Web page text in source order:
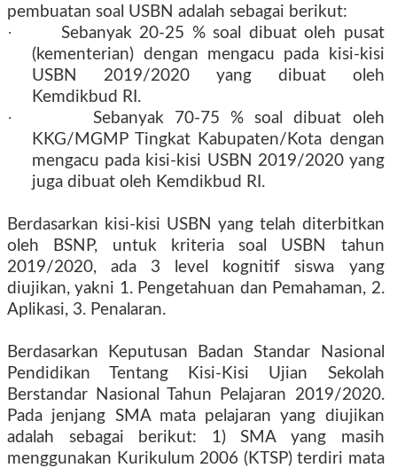
pembuatan soal USBN adalah sebagai berikut:
·
Sebanyak 20-25 % soal dibuat oleh pusat
(kementerian) dengan mengacu pada kisi-kisi
USBN 2019/2020 yang dibuat oleh
Kemdikbud RI.
·
Sebanyak 70-75 % soal dibuat oleh
KKG/MGMP Tingkat Kabupaten/Kota dengan
mengacu pada kisi-kisi USBN 2019/2020 yang
juga dibuat oleh Kemdikbud RI.
Berdasarkan kisi-kisi USBN yang telah diterbitkan
oleh BSNP, untuk kriteria soal USBN tahun
2019/2020, ada 3 level kognitif siswa yang
diujikan, yakni 1. Pengetahuan dan Pemahaman, 2.
Aplikasi, 3. Penalaran.
Berdasarkan Keputusan Badan Standar Nasional
Pendidikan Tentang Kisi-Kisi Ujian Sekolah
Berstandar Nasional Tahun Pelajaran 2019/2020.
Pada jenjang SMA mata pelajaran yang diujikan
adalah sebagai berikut: 1) SMA yang masih
menggunakan Kurikulum 2006 (KTSP) terdiri mata